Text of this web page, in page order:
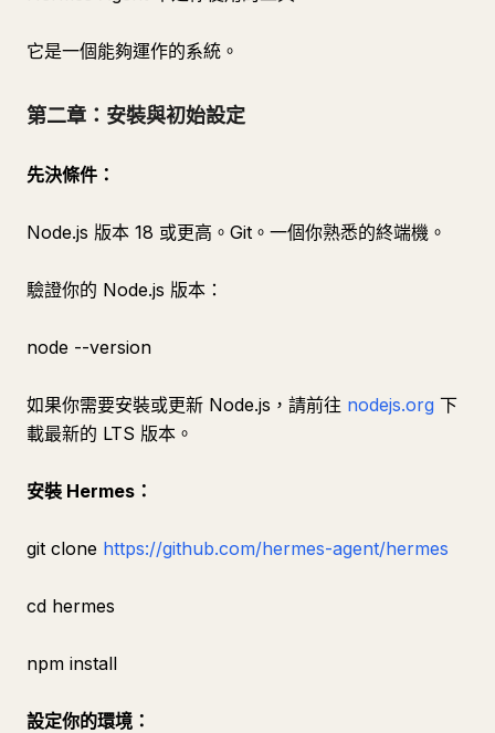
它是一個能夠運作的系統。
第二章：安裝與初始設定
先決條件：
Node.js 版本 18 或更高。Git。一個你熟悉的終端機。
驗證你的 Node.js 版本：
node --version
如果你需要安裝或更新 Node.js，請前往 nodejs.org 下
載最新的 LTS 版本。
安裝 Hermes：
git clone https://github.com/hermes-agent/hermes
cd hermes
npm install
設定你的環境：